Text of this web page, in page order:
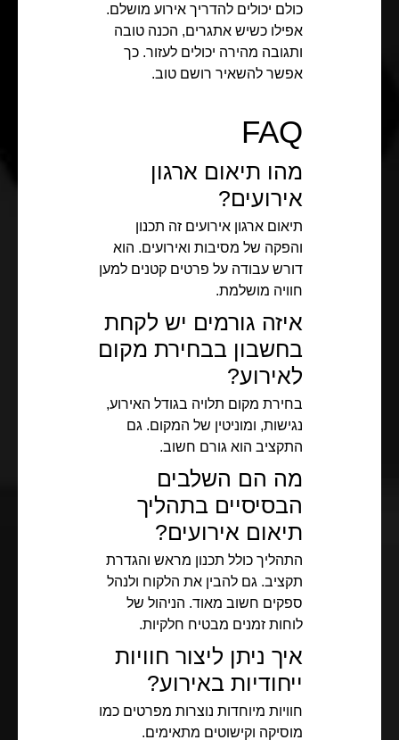
כולם יכולים להדריך אירוע מושלם.
אפילו כשיש אתגרים, הכנה טובה
ותגובה מהירה יכולים לעזור. כך
אפשר להשאיר רושם טוב.
FAQ
מהו תיאום ארגון
אירועים?
תיאום ארגון אירועים זה תכנון
והפקה של מסיבות ואירועים. הוא
דורש עבודה על פרטים קטנים למען
חוויה מושלמת.
איזה גורמים יש לקחת
בחשבון בבחירת מקום
לאירוע?
בחירת מקום תלויה בגודל האירוע,
נגישות, ומוניטין של המקום. גם
התקציב הוא גורם חשוב.
מה הם השלבים
הבסיסיים בתהליך
תיאום אירועים?
התהליך כולל תכנון מראש והגדרת
תקציב. גם להבין את הלקוח ולנהל
ספקים חשוב מאוד. הניהול של
לוחות זמנים מבטיח חלקיות.
איך ניתן ליצור חוויות
ייחודיות באירוע?
חוויות מיוחדות נוצרות מפרטים כמו
מוסיקה וקישוטים מתאימים.